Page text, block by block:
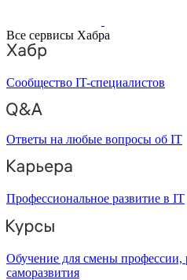
Все сервисы Хабра
Сообщество IT-специалистов
Ответы на любые вопросы об IT
Профессиональное развитие в IT
Обучение для смены профессии,
саморазвития